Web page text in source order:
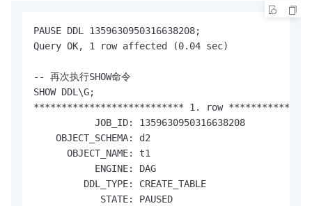
PAUSE DDL 1359630950316638208;
Query OK, 1 row affected (0.04 sec)
-- 再次执行SHOW命令
SHOW DDL\G;
*************************** 1. row
           JOB_ID: 1359630950316638208
    OBJECT_SCHEMA: d2
      OBJECT_NAME: t1
           ENGINE: DAG
         DDL_TYPE: CREATE_TABLE
            STATE: PAUSED